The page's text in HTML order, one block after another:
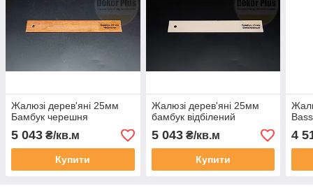
Жалюзі дерев'яні 25мм
Бамбук черешня
5 043 ₴/кв.м
Купити
Жалюзі дерев'яні 25мм
бамбук відбілений
5 043₴/кв.м
Купити
4